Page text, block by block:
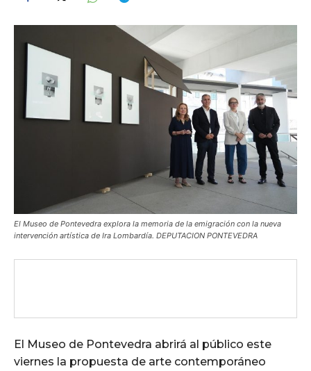
El Museo de Pontevedra explora la memoria de la emigración con la nueva
intervención artística de Ira Lombardía. DEPUTACION PONTEVEDRA
El Museo de Pontevedra abrirá al público este
viernes la propuesta de arte contemporáneo